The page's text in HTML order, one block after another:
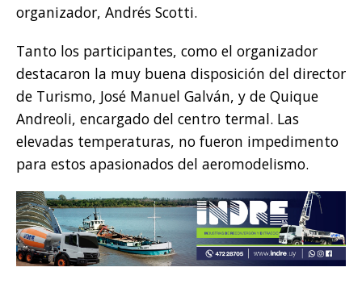
organizador, Andrés Scotti.
Tanto los participantes, como el organizador
destacaron la muy buena disposición del director
de Turismo, José Manuel Galván, y de Quique
Andreoli, encargado del centro termal. Las
elevadas temperaturas, no fueron impedimento
para estos apasionados del aeromodelismo.